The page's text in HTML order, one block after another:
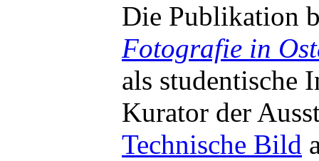
Die Publikation
Fotografie in
als studentische
Kurator der
Technische Bild